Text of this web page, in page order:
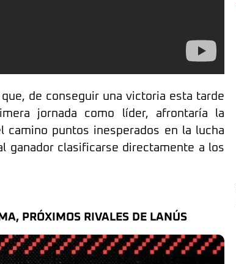
que, de conseguir una victoria esta tarde
jornada como líder, afrontaría la
camino puntos inesperados en la lucha
ganador clasificarse directamente a los
PRÓXIMOS RIVALES DE LANÚS